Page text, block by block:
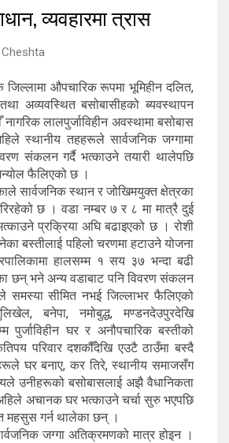
व्यवहारमा त्रास
Cheshta
औपचारिक रूपमा भूमिहीन दलित,
अव्यवस्थित बसोबासीहको ब्यवस्थापन
नागरिक लालपुर्जाविहीन अवस्थामा बसोबास
स्थानीय तहहरूले सार्वजनिक जग्गामा
संकलन गर्दै भत्काउने तयारी थालेपछि
फैलिएको छ ।
सार्वजनिक स्थान र जोखिमयुक्त क्षेत्रका
छ । वडा नम्बर ७ र ८ मा मात्रै दुई
प्रक्रिया अघि बढाइएको छ । रोशी
बस्तीलाई पहिलो चरणमा हटाउने योजना
हालसम्म १ सय ३७ भन्दा बढी
छन् भने अन्य वडाबाट पनि विवरण संकलन
सीमित नभई जिल्लाभर फैलिएको
बनेपा, नमोबुद्ध, मण्डनदेउपुरदेखि
पुर्जाविहीन घर र अनौपचारिक बस्तीको
परिवार दशकौँदेखि एउटै ठाउँमा बस्दै
घर बनाए, कर तिरे, स्थानीय समाजसँग
उनीहरूको बसोबासलाई अझै वैधानिकता
अचानक घर भत्काउने चर्चा सुरु भएपछि
महसुस गर्न थालेका छन् ।
जग्गा अतिक्रमणको मात्र होइन ।